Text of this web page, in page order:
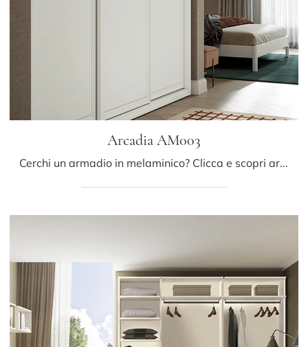
Arcadia AM003
Cerchi un armadio in melaminico? Clicca e scopri armadiature a muro con ante scorrevoli di Colombini Casa.